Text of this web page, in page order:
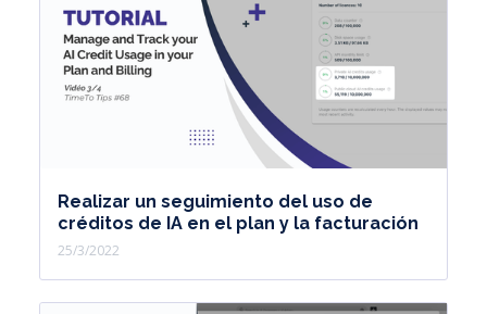
Realizar un seguimiento del uso de
créditos de IA en el plan y la facturación
25/3/2022